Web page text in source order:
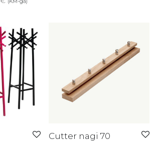
Cutter nagi 70